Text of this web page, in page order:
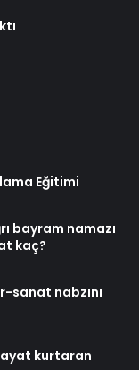
Eğitimi
bayram namazı
kaç?
sanat nabzını
kurtaran